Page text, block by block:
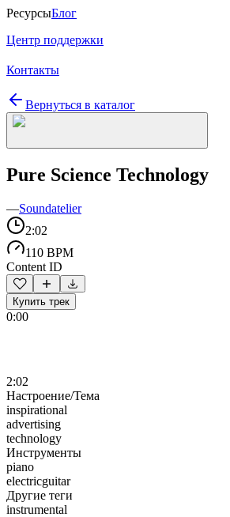
РесурсыБлог
Центр поддержки
Контакты
Вернуться в каталог
Pure Science Technology
—Soundatelier
2:02
110 BPM
Content ID
Купить трек
0:00
2:02
Настроение/Тема
inspirational
advertising
technology
Инструменты
piano
electricguitar
Другие теги
instrumental